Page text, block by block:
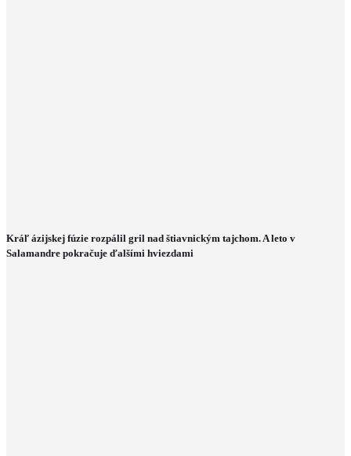
Kráľ ázijskej fúzie rozpálil gril nad štiavnickým tajchom. A leto v
Salamandre pokračuje ďalšími hviezdami